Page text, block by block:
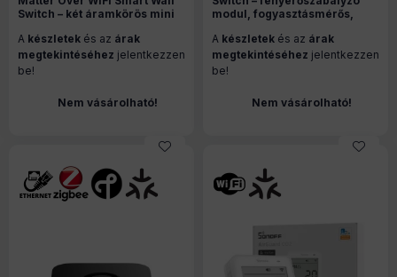
Switch – két áramkörös mini
Matter, fehér (MINI-2GS-E)
A készletek és az árak
megtekintéséhez jelentkezzen
be!
Nem vásárolható!
modul, fogyasztásmérős,
A készletek és az árak
megtekintéséhez jelentkezzen
be!
Nem vásárolható!